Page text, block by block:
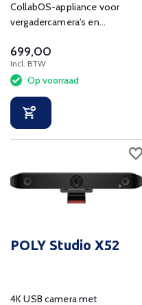
CollabOS-appliance voor
vergadercamera's en
ruimteoplossingen
699,00
Incl. BTW
Op voorraad
POLY Studio X52
4K USB camera met